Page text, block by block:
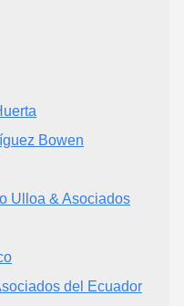
Bowen
Ulloa & Asociados
del Ecuador